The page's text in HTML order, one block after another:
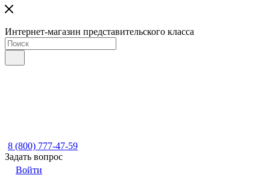
Интернет-магазин представительского класса
8 (800) 777-47-59
Задать вопрос
Войти